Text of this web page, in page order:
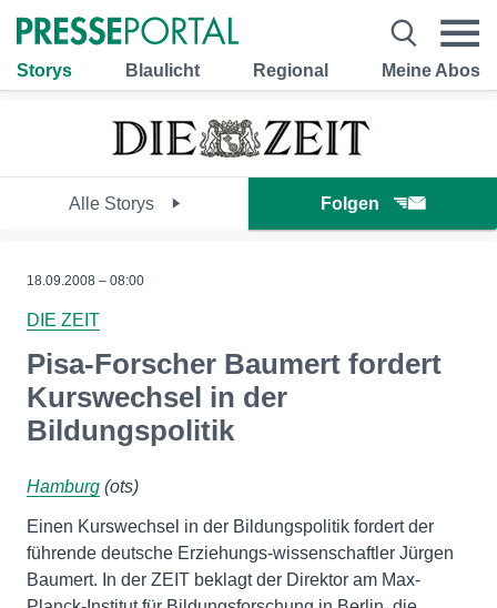
Storys Blaulicht Regional Meine Abos
Alle Storys Folgen
18.09.2008 – 08:00
DIE ZEIT
Pisa-Forscher Baumert fordert
Kurswechsel in der
Bildungspolitik
Hamburg (ots)
Einen Kurswechsel in der Bildungspolitik fordert der
führende deutsche Erziehungs-wissenschaftler Jürgen
Baumert. In der ZEIT beklagt der Direktor am Max-